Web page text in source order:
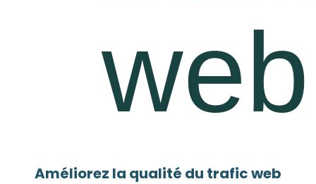
Améliorez la qualité du trafic web